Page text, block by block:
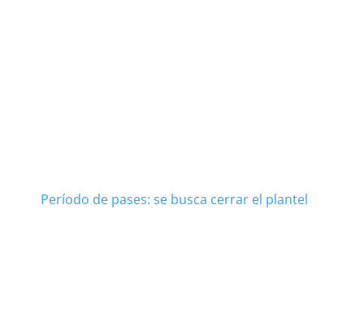
Período de pases: se busca cerrar el plantel